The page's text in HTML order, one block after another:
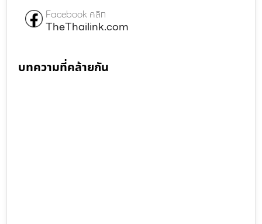
Facebook คลิก
TheThailink.com
บทความที่คล้ายกัน